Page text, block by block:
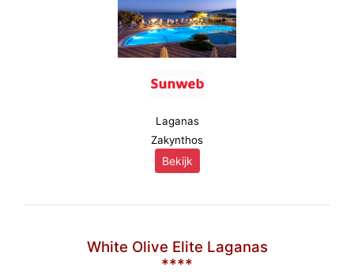
Laganas
Zakynthos
Bekijk
White Olive Elite Laganas
****